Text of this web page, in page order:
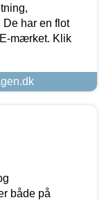
har en flot
mærket. Klik
både på